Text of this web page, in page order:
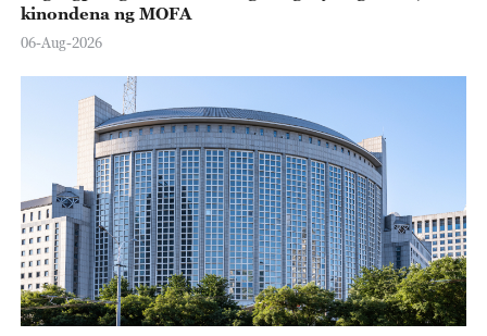
kinondena ng MOFA
06-Aug-2026